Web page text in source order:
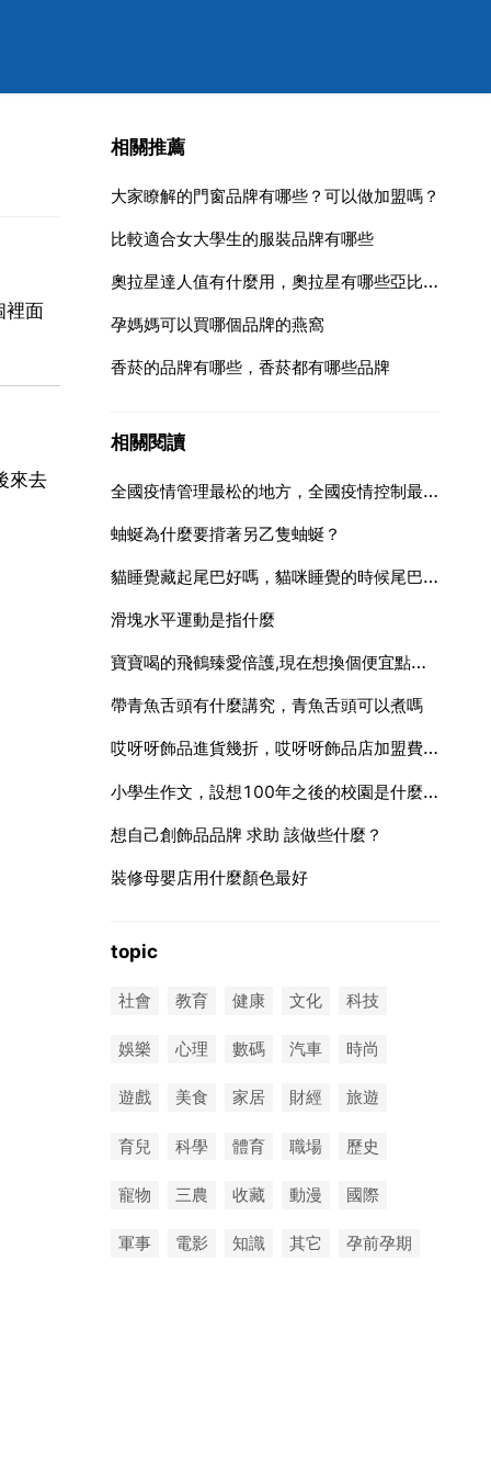
裡面
來去
相關推薦
大家瞭解的門窗品牌有哪些？可以做加盟嗎？
比較適合女大學生的服裝品牌有哪些
奧拉星達人值有什麼用，奧拉星有哪些亞比可以成為坐騎？（最好都羅列一下 ）
孕媽媽可以買哪個品牌的燕窩
香菸的品牌有哪些，香菸都有哪些品牌
相關閱讀
全國疫情管理最松的地方，全國疫情控制最好的省
蚰蜒為什麼要揹著另乙隻蚰蜒？
貓睡覺藏起尾巴好嗎，貓咪睡覺的時候尾巴為什麼一甩一甩的
滑塊水平運動是指什麼
寶寶喝的飛鶴臻愛倍護,現在想換個便宜點的奶粉,哪個價效比好呢
帶青魚舌頭有什麼講究，青魚舌頭可以煮嗎
哎呀呀飾品進貨幾折，哎呀呀飾品店加盟費是多少，第一次拿貨要拿多少
小學生作文，設想100年之後的校園是什麼樣的
想自己創飾品品牌 求助 該做些什麼？
裝修母嬰店用什麼顏色最好
topic
社會 教育 健康 文化 科技
娛樂 心理 數碼 汽車 時尚
遊戲 美食 家居 財經 旅遊
育兒 科學 體育 職場 歷史
寵物 三農 收藏 動漫 國際
軍事 電影 知識 其它 孕前孕期